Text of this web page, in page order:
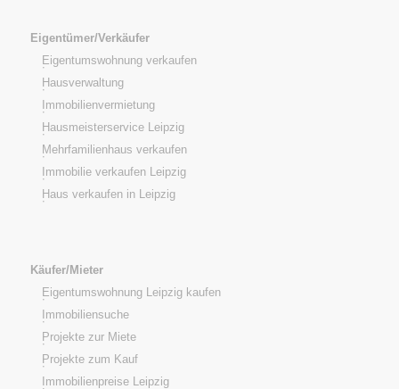
Eigentümer/Verkäufer
Eigentumswohnung verkaufen
Hausverwaltung
Immobilienvermietung
Hausmeisterservice Leipzig
Mehrfamilienhaus verkaufen
Immobilie verkaufen Leipzig
Haus verkaufen in Leipzig
Käufer/Mieter
Eigentumswohnung Leipzig kaufen
Immobiliensuche
Projekte zur Miete
Projekte zum Kauf
Immobilienpreise Leipzig